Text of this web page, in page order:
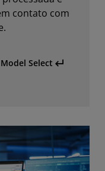
contato com
Select